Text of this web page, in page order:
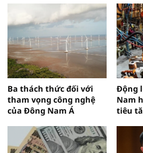
Ba thách thức đối với
tham vọng công nghệ
của Đông Nam Á
Động
Nam
tiêu